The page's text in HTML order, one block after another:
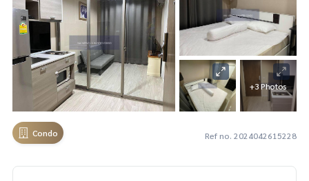
+3 Photos
Condo Ref no. 2024042615228